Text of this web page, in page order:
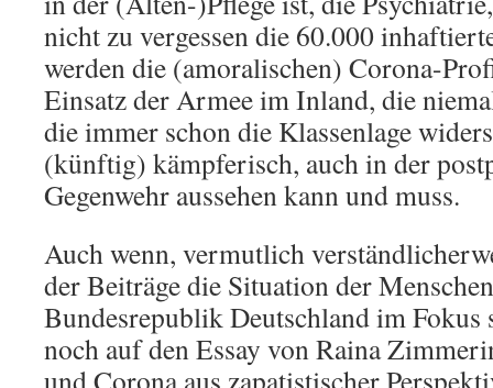
nicht zu vergessen die 60.000
werden die (amoralischen) Corona-
Einsatz der Armee im Inland, die
die immer schon die Klassenlage
(künftig) kämpferisch, auch in der
Gegenwehr aussehen kann und muss.
Auch wenn, vermutlich
der Beiträge die Situation der
Bundesrepublik Deutschland im Fokus
noch auf den Essay von Raina
und Corona aus zapatistischer